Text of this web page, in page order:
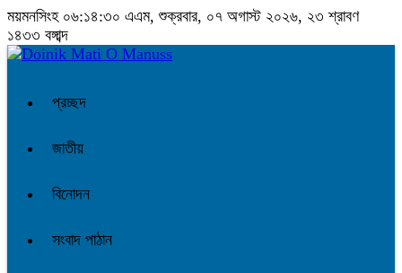
ময়মনসিংহ ০৬:১৪:৩১ এএম, শুক্রবার, ০৭ অগাস্ট ২০২৬, ২৩ শ্রাবণ
১৪৩৩ বঙ্গাব্দ
প্রচ্ছদ
জাতীয়
বিনোদন
সংবাদ পাঠান